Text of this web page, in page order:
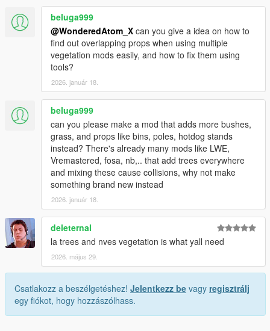
beluga999
@WonderedAtom_X can you give a idea on how to
find out overlapping props when using multiple
vegetation mods easily, and how to fix them using
tools?
2026. január 18.
beluga999
can you please make a mod that adds more bushes,
grass, and props like bins, poles, hotdog stands
instead? There's already many mods like LWE,
Vremastered, fosa, nb,.. that add trees everywhere
and mixing these cause collisions, why not make
something brand new instead
2026. január 18.
deleternal
la trees and nves vegetation is what yall need
2026. május 29.
Csatlakozz a beszélgetéshez! Jelentkezz be vagy regisztrálj
egy fiókot, hogy hozzászólhass.